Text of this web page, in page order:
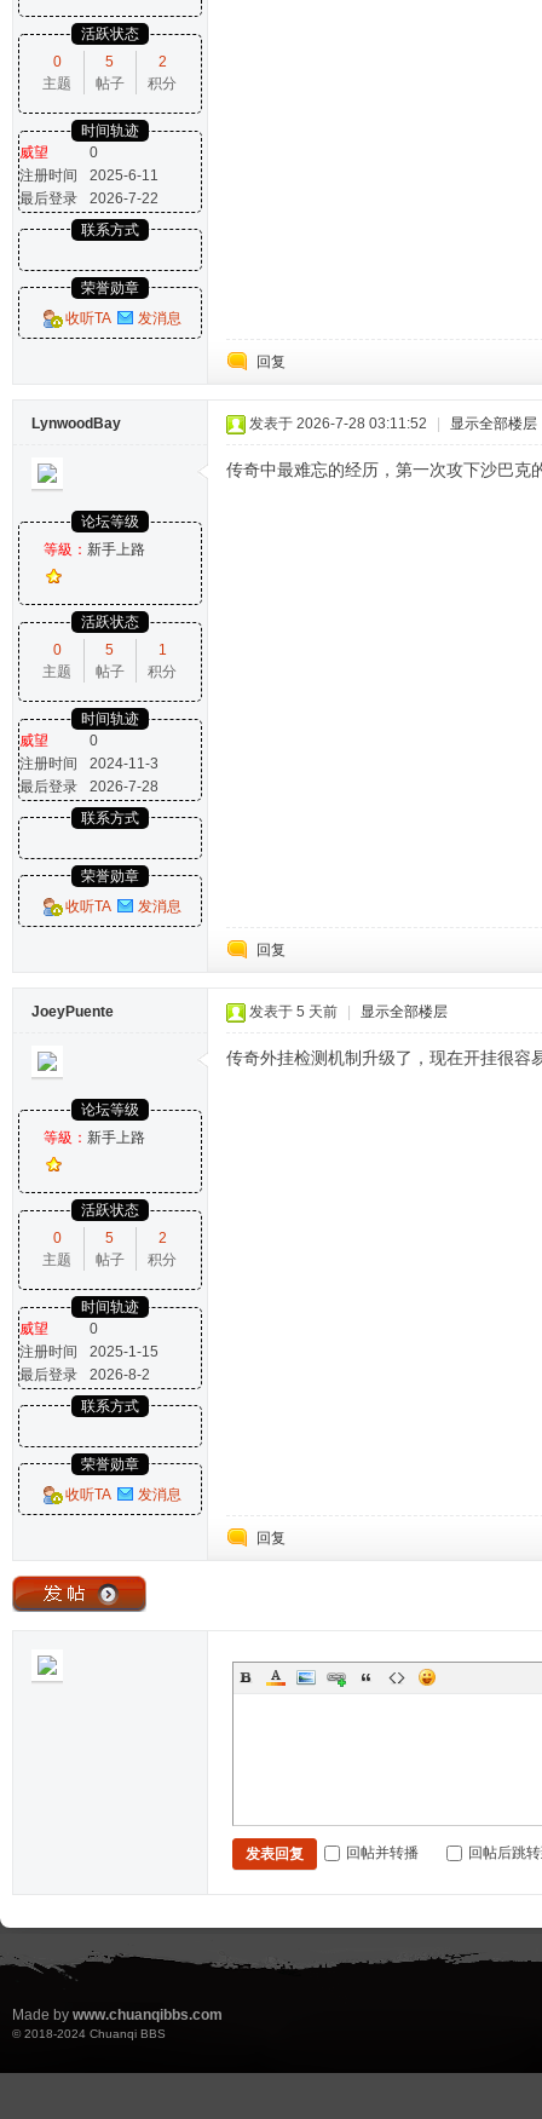
活跃状态
0
主题
5
帖子
2
积分
时间轨迹
威望
0
注册时间
2025-6-11
最后登录
2026-7-22
联系方式
荣誉勋章
收听TA
发消息
回复
LynwoodBay
论坛等级
等級： 新手上路
活跃状态
0
主题
5
帖子
1
积分
时间轨迹
威望
0
注册时间
2024-11-3
最后登录
2026-7-28
联系方式
荣誉勋章
收听TA
发消息
发表于 2026-7-28 03:11:52 显示全部楼层
传奇中最难忘的经历，第一次攻下沙巴克
回复
JoeyPuente
论坛等级
等級： 新手上路
活跃状态
0
主题
5
帖子
2
积分
时间轨迹
威望
0
注册时间
2025-1-15
最后登录
2026-8-2
联系方式
荣誉勋章
收听TA
发消息
发表于 5 天前 显示全部楼层
传奇外挂检测机制升级了，现在开挂很容
回复
发表回复 回帖并转播 回帖后跳
Made by www.chuanqibbs.com
© 2018-2024 Chuanqi BBS